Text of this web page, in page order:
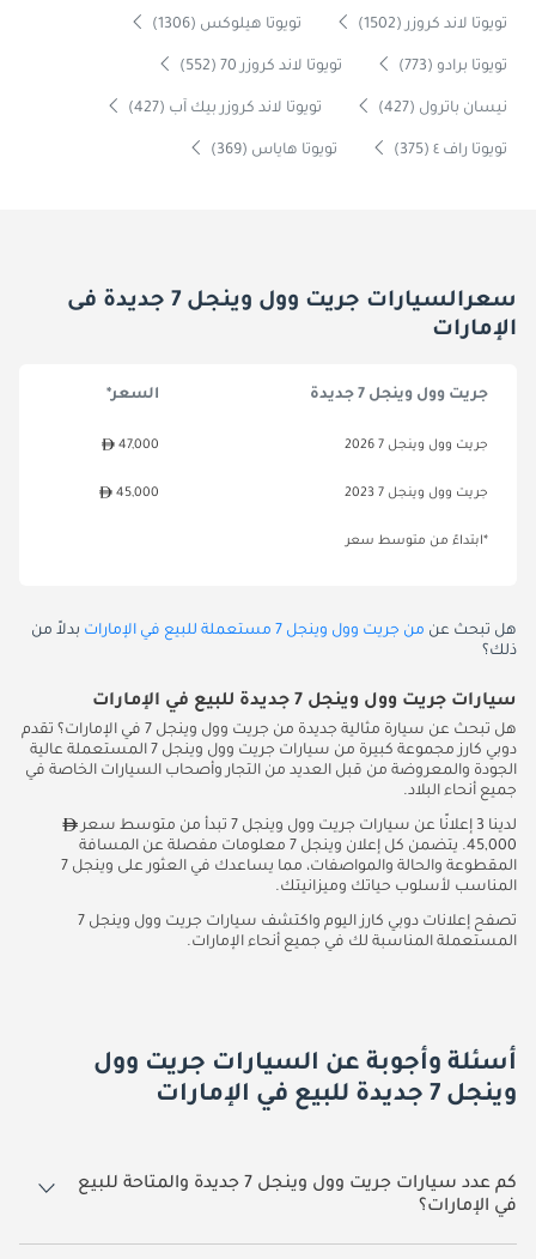
تويوتا لاند كروزر (1502) تويوتا هيلوكس (1306)
تويوتا برادو (773) تويوتا لاند كروزر 70 (552)
نيسان باترول (427) تويوتا لاند كروزر بيك آب (427)
تويوتا راف ٤ (375) تويوتا هاياس (369)
سعرالسيارات جريت وول وينجل 7 جديدة فى
الإمارات
جريت وول وينجل 7 جديدة السعر*
جريت وول وينجل 7 2026 47,000
جريت وول وينجل 7 2023 45,000
*ابتداءً من متوسط سعر
هل تبحث عن من جريت وول وينجل 7 مستعملة للبيع في الإمارات
بدلاً من
ذلك؟
سيارات جريت وول وينجل 7 جديدة للبيع في الإمارات
هل تبحث عن سيارة مثالية جديدة من جريت وول وينجل 7 في الإمارات؟ تقدم
دوبي كارز مجموعة كبيرة من سيارات جريت وول وينجل 7 المستعملة عالية
الجودة والمعروضة من قبل العديد من التجار وأصحاب السيارات الخاصة في
جميع أنحاء البلاد.
لدينا 3 إعلانًا عن سيارات جريت وول وينجل 7 تبدأ من متوسط سعر
45,000. يتضمن كل إعلان وينجل 7 معلومات مفصلة عن المسافة
المقطوعة والحالة والمواصفات، مما يساعدك في العثور على وينجل 7
المناسب لأسلوب حياتك وميزانيتك.
تصفح إعلانات دوبي كارز اليوم واكتشف سيارات جريت وول وينجل 7
المستعملة المناسبة لك في جميع أنحاء الإمارات.
أسئلة وأجوبة عن السيارات جريت وول
وينجل 7 جديدة للبيع في الإمارات
كم عدد سيارات جريت وول وينجل 7 جديدة والمتاحة للبيع
في الإمارات؟
3 سيارة جريت وول وينجل 7 جديدة متوفرة للبيع في الإمارات.